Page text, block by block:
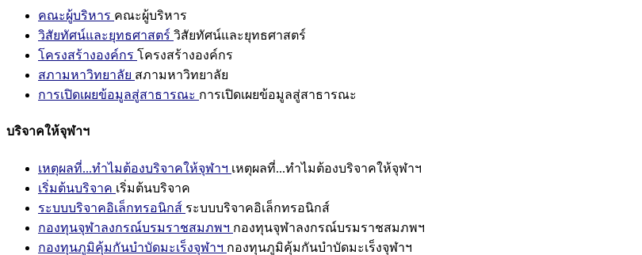
คณะผู้บริหาร คณะผู้บริหาร
วิสัยทัศน์และยุทธศาสตร์ วิสัยทัศน์และยุทธศาสตร์
โครงสร้างองค์กร โครงสร้างองค์กร
สภามหาวิทยาลัย สภามหาวิทยาลัย
การเปิดเผยข้อมูลสู่สาธารณะ การเปิดเผยข้อมูลสู่สาธารณะ
บริจาคให้จุฬาฯ
เหตุผลที่...ทำไมต้องบริจาคให้จุฬาฯ เหตุผลที่...ทำไมต้องบริจาคให้จุฬาฯ
เริ่มต้นบริจาค เริ่มต้นบริจาค
ระบบบริจาคอิเล็กทรอนิกส์ ระบบบริจาคอิเล็กทรอนิกส์
กองทุนจุฬาลงกรณ์บรมราชสมภพฯ กองทุนจุฬาลงกรณ์บรมราชสมภพฯ
กองทุนภูมิคุ้มกันบำบัดมะเร็งจุฬาฯ กองทุนภูมิคุ้มกันบำบัดมะเร็งจุฬาฯ